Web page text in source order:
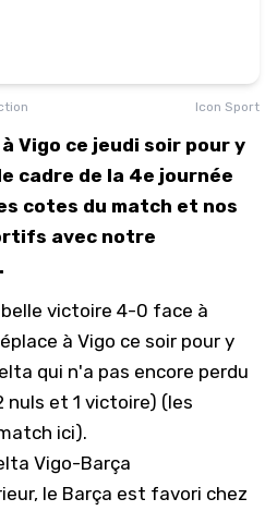
Icon Sport
Vigo ce jeudi soir pour y
cadre de la 4e journée
cotes du match et nos
avec notre
victoire 4-0 face à
à Vigo ce soir pour y
qui n'a pas encore perdu
nuls et 1 victoire) (les
ici).
Vigo-Barça
le Barça est favori chez